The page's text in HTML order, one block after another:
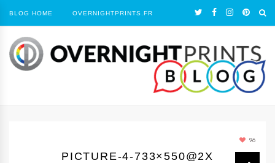
BLOG HOME OVERNIGHTPRINTS.FR
96
PICTURE-4-733×550@2X